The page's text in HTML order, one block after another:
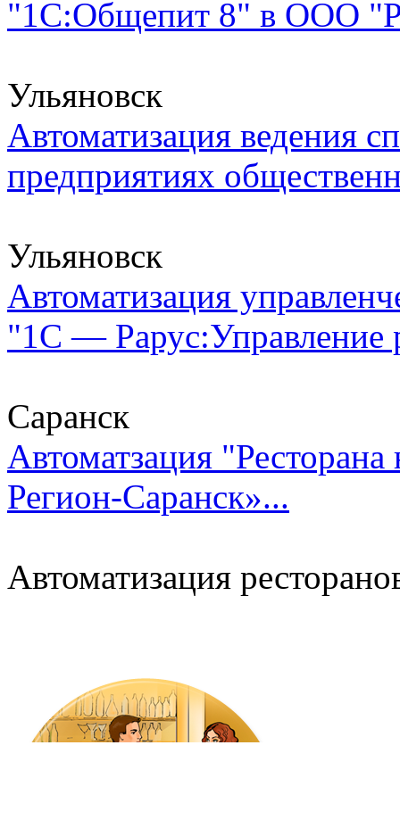
"1С:Общепит 8" в ООО
Ульяновск
Автоматизация ведения
предприятиях
Ульяновск
Автоматизация
"1С — Рарус:Управление
Саранск
Автоматзация
Регион-Саранск»...
Автоматизация